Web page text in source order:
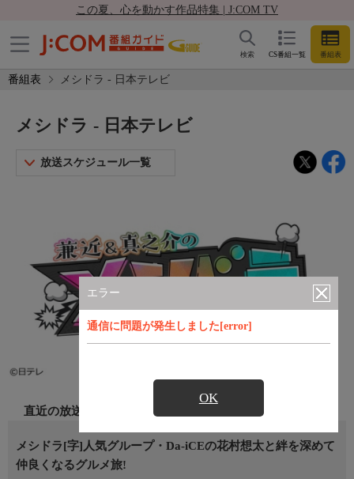
この夏、心を動かす作品特集 | J:COM TV
CS番組一覧 番組表
検索
番組表 メシドラ - 日本テレビ
エラー
通信に問題が発生しました[error]
OK
メシドラ - 日本テレビ
放送スケジュール一覧
直近の放送
メシドラ[字]人気グループ・Da-iCEの花村想太と絆を深めて
仲良くなるグルメ旅!